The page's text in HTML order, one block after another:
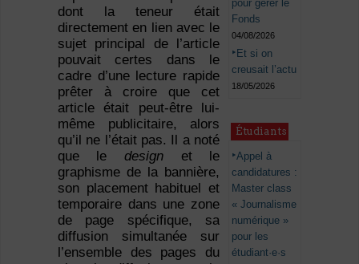
dont la teneur était
directement en lien avec le
sujet principal de l’article
pouvait certes dans le
cadre d’une lecture rapide
prêter à croire que cet
article était peut-être lui-
même publicitaire, alors
qu’il ne l’était pas. Il a noté
que ledesign et le
graphisme de la bannière,
son placement habituel et
temporaire dans une zone
de page spécifique, sa
diffusion simultanée sur
l’ensemble des pages du
pour gérer le
Fonds
04/08/2026
Et si on
creusait l’actu
18/05/2026
Étudiants
Appel à
candidatures :
Master class
« Journalisme
numérique »
pour les
étudiant·e·s